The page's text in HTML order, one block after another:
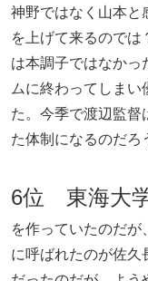
神野ではなく山本
を上げて来るのでは
は本調子ではなかっ
ムに終わってしま
た。今季で渡辺監督
た体制になるのだろ
6位 東海大
を作っていたのだが
に呼ばれたのが佐久